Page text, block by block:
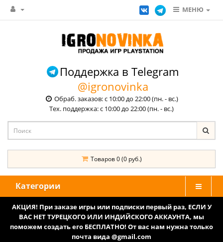
МЕНЮ
Поддержка в Telegram
@igronovinka
Обраб. заказов: с 10:00 до 22:00 (пн. - вс.)
Тех. поддержка: с 10:00 до 22:00 (пн. - вс.)
Товаров 0 (0 руб.)
Категории
АКЦИЯ! При заказе игры или подписки первый раз, ЕСЛИ У
ВАС НЕТ ТУРЕЦКОГО ИЛИ ИНДИЙСКОГО АККАУНТА, мы
поможем создать его БЕСПЛАТНО! От вас нам нужна только
почта вида @gmail.com